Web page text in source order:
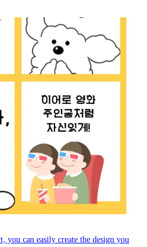
you can easily create the design you